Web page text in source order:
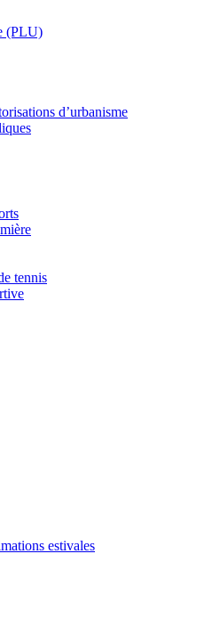
(PLU)
d’urbanisme
tennis
estivales